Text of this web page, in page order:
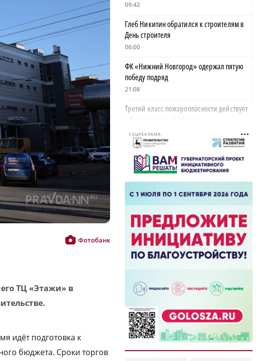
Фотобанк
ТЦ «Этажи» в
идёт подготовка к
бюджета. Сроки торгов
09:42
Глеб Никитин обратился к строителям в
День строителя
06:00
ФК «Нижний Новгород» одержал пятую
победу подряд
21:08
Третий класс пожароопасности действует
в Нижегородской области
17:05
Пенсионер погиб при пожаре в жилом
доме в Сеченове
16:19
Нижегородец перевел мошенникам более
7,5 млн рублей
15:44
Часть Блиновского пассажа продают в
Нижнем Новгороде
15:04
СОЦРЕКЛАМА